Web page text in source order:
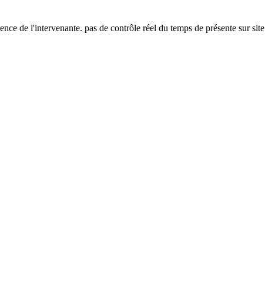
de l'intervenante. pas de contrôle réel du temps de présente sur site